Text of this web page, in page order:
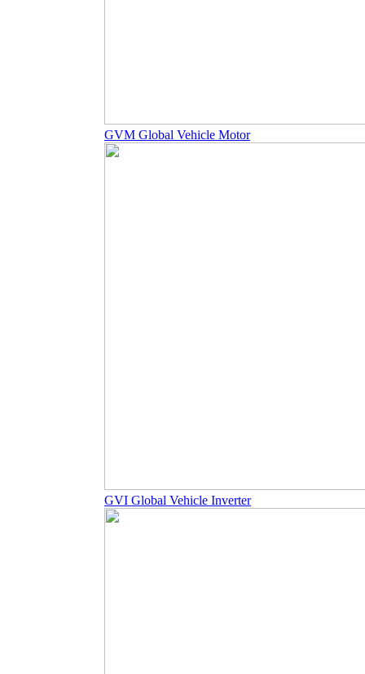
GVM Global Vehicle Motor
GVI Global Vehicle Inverter